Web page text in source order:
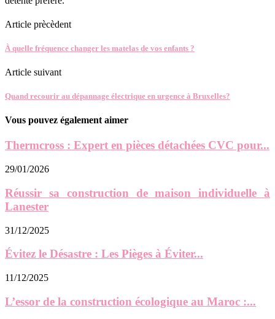
Article prècèdent
À quelle fréquence changer les matelas de vos enfants ?
Article suivant
Quand recourir au dépannage électrique en urgence à Bruxelles?
Vous pouvez également aimer
Thermcross : Expert en pièces détachées CVC pour...
29/01/2026
Réussir sa construction de maison individuelle à
Lanester
31/12/2025
Évitez le Désastre : Les Pièges à Éviter...
11/12/2025
L’essor de la construction écologique au Maroc :...